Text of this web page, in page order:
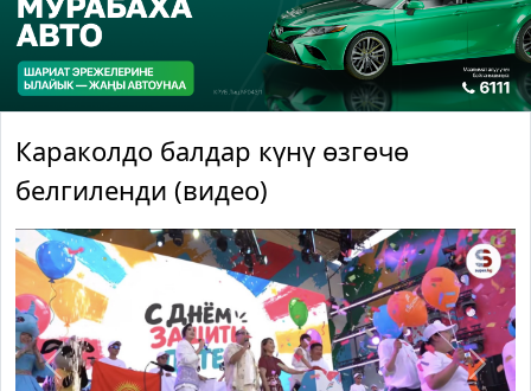
Караколдо балдар күнү өзгөчө
белгиленди (видео)
Previous Next